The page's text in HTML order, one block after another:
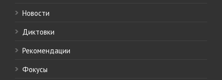
Новости
Диктовки
Рекомендации
Фокусы